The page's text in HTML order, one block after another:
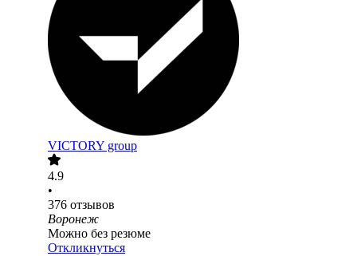
VICTORY group
4.9
•
376 отзывов
Воронеж
Можно без резюме
Откликнуться